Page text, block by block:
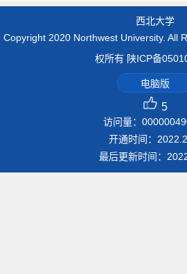
西北大学
Copyright 2020 Northwest University. All
权所有 陕ICP备
电脑版
5
访问量：
开通时间： 2022 2
最后更新时间：